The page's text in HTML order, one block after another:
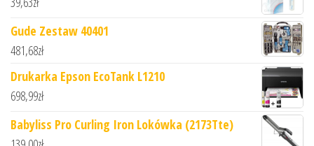
Gude Zestaw 40401
481,68zł
Drukarka Epson EcoTank L1210
698,99zł
Babyliss Pro Curling Iron Lokówka (2173Tte)